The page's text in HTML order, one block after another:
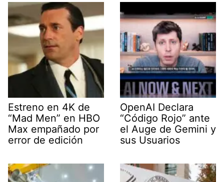
Estreno en 4K de
“Mad Men” en HBO
Max empañado por
error de edición
OpenAI Declara
“Código Rojo” ante
el Auge de Gemini y
sus Usuarios